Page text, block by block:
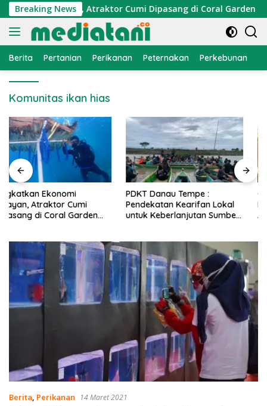
Langsung
ke
konten
Breaking News
Nelayan, Atraktor Cumi Dipasang di Coral Garden
Berita Pertanian Perikanan Peternakan Perkebunan
Komunitas ikan hias
PDKT Danau Tempe :
Pendekatan Kearifan Lokal
untuk Keberlanjutan Sumber
Cara Mengatasi Penyakit
PMK pada Sapi Perah Secara
Alami dan Medis
Berita, Perikanan 14 Maret 2021